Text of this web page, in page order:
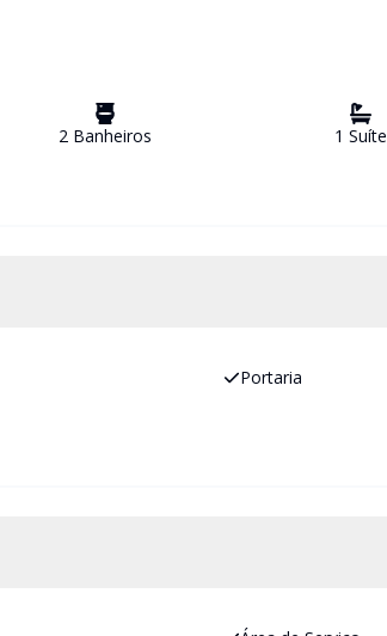
2Banheiros 1 Suíte
Portaria